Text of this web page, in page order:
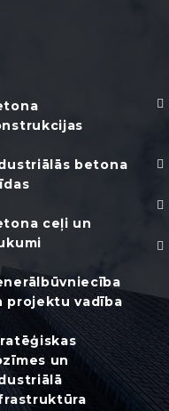
betona
ceļi un
projektu vadība
un